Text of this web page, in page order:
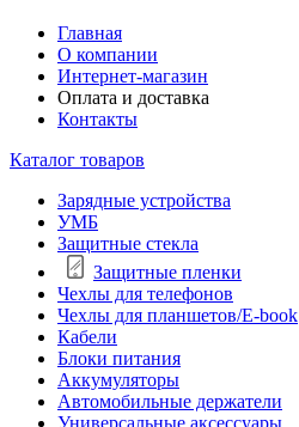
Главная
О компании
Интернет-магазин
Оплата и доставка
Контакты
Каталог товаров
Зарядные устройства
УМБ
Защитные стекла
Защитные пленки
Чехлы для телефонов
Чехлы для планшетов/E-book
Кабели
Блоки питания
Аккумуляторы
Автомобильные держатели